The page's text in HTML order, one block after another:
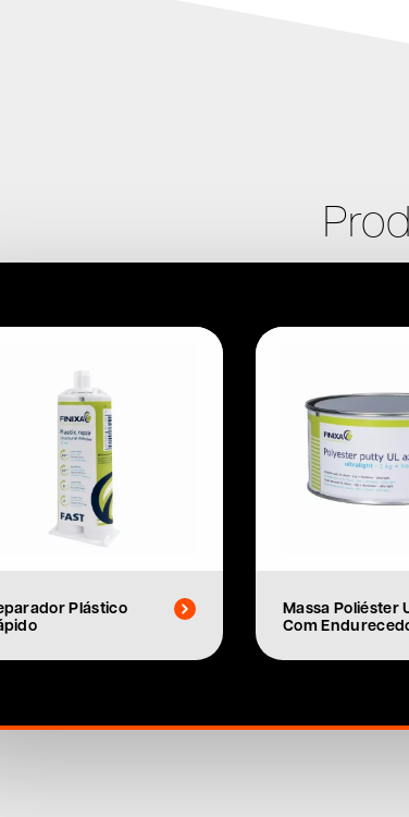
Plástico
Massa Poliéster
Com